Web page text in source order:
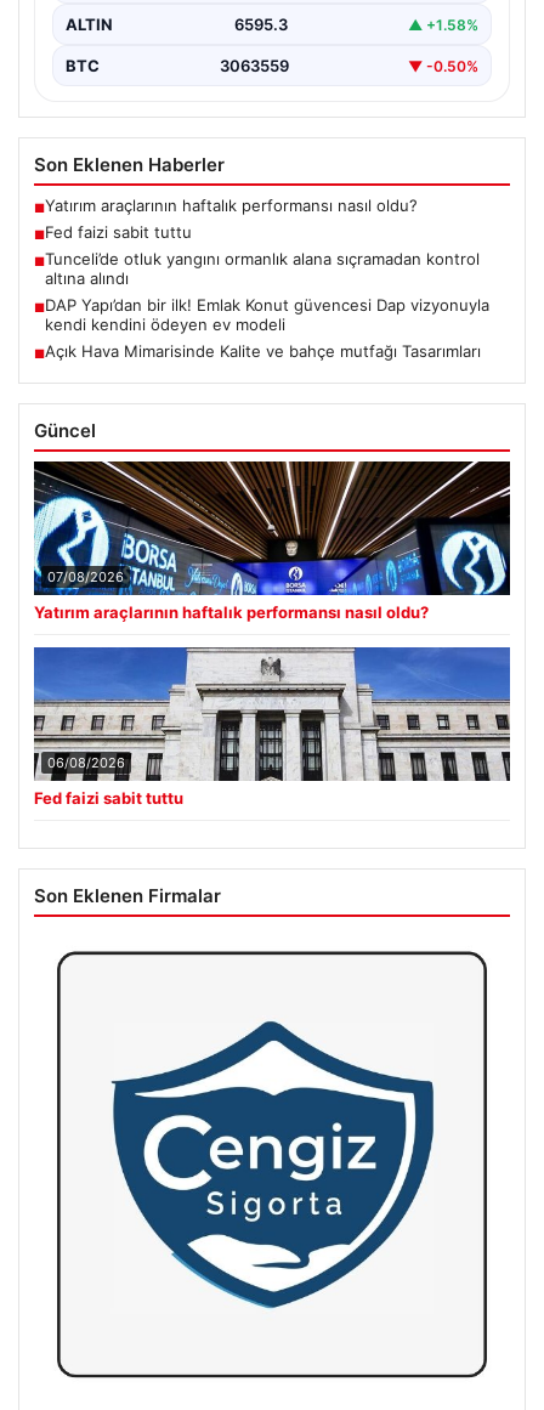
ALTIN 6595.3 ▲ +1.58%
BTC 3063559 ▼ -0.50%
Son Eklenen Haberler
■Yatırım araçlarının haftalık performansı nasıl oldu?
■Fed faizi sabit tuttu
■Tunceli’de otluk yangını ormanlık alana sıçramadan kontrol
altına alındı
■DAP Yapı’dan bir ilk! Emlak Konut güvencesi Dap vizyonuyla
kendi kendini ödeyen ev modeli
■Açık Hava Mimarisinde Kalite ve bahçe mutfağı Tasarımları
Güncel
07/08/2026
Yatırım araçlarının haftalık performansı nasıl oldu?
06/08/2026
Fed faizi sabit tuttu
Son Eklenen Firmalar